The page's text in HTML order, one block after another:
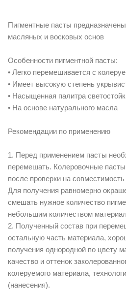
Пигментные пасты
масляных и восковых основ
Особенности пигментной пасты:
• Легко перемешивается с
• Имеет высокую степень
• Насыщенная палитра
• На основе натурального масла
Рекомендации по применению
1. Перед применением пасты
перемешать. Колеровочные
после проверки на
Для получения равномерно
смешать нужное количество
небольшим количеством
2. Полученный состав при
остальную часть материала,
получения однородной по цвету
качество и оттенок
колеруемого материала,
(нанесения).